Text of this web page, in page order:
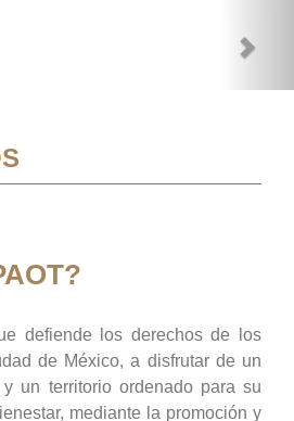
defiende los derechos de los
de México, a disfrutar de un
un territorio ordenado para su
mediante la promoción y